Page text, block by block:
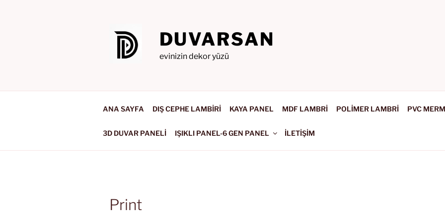
DUVARSAN
evinizin dekor yüzü
ANA SAYFA DIŞ CEPHE LAMBİRİ KAYA PANEL MDF LAMBRİ POLİMER LAMBRİ PVC
3D DUVAR PANELİ IŞIKLI PANEL-6 GEN PANEL İLETİŞİM
Print